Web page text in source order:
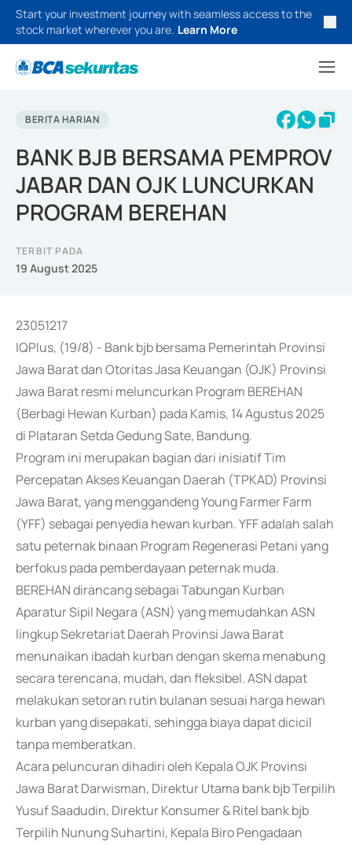
Start your investment journey with seamless access to the
stock market wherever you are. Learn More
BERITA HARIAN
BANK BJB BERSAMA PEMPROV
JABAR DAN OJK LUNCURKAN
PROGRAM BEREHAN
TERBIT PADA
19 August 2025
23051217
IQPlus, (19/8) - Bank bjb bersama Pemerintah Provinsi
Jawa Barat dan Otoritas Jasa Keuangan (OJK) Provinsi
Jawa Barat resmi meluncurkan Program BEREHAN
(Berbagi Hewan Kurban) pada Kamis, 14 Agustus 2025
di Plataran Setda Gedung Sate, Bandung.
Program ini merupakan bagian dari inisiatif Tim
Percepatan Akses Keuangan Daerah (TPKAD) Provinsi
Jawa Barat, yang menggandeng Young Farmer Farm
(YFF) sebagai penyedia hewan kurban. YFF adalah salah
satu peternak binaan Program Regenerasi Petani yang
berfokus pada pemberdayaan peternak muda.
BEREHAN dirancang sebagai Tabungan Kurban
Aparatur Sipil Negara (ASN) yang memudahkan ASN
lingkup Sekretariat Daerah Provinsi Jawa Barat
menunaikan ibadah kurban dengan skema menabung
secara terencana, mudah, dan fleksibel. ASN dapat
melakukan setoran rutin bulanan sesuai harga hewan
kurban yang disepakati, sehingga biaya dapat dicicil
tanpa memberatkan.
Acara peluncuran dihadiri oleh Kepala OJK Provinsi
Jawa Barat Darwisman, Direktur Utama bank bjb Terpilih
Yusuf Saadudin, Direktur Konsumer & Ritel bank bjb
Terpilih Nunung Suhartini, Kepala Biro Pengadaan